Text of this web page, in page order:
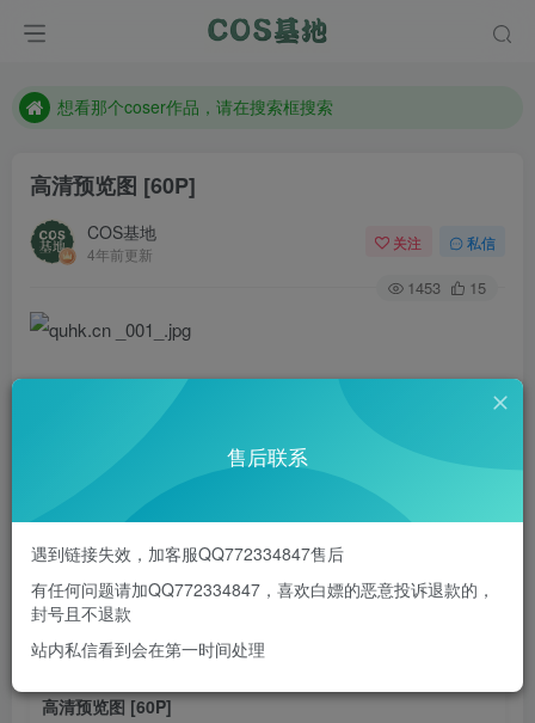
现在遇到数据丢失，售后QQ:772334847
想看那个coser作品，请在搜索框搜索
高清预览图 [60P]
COS基地
4年前更新
关注 私信
1453 15
此处内容已隐藏，请付费后查看
高清预览图 [60P]
售后联系
遇到链接失效，加客服QQ772334847售后
有任何问题请加QQ772334847，喜欢白嫖的恶意投诉退款的，
封号且不退款
站内私信看到会在第一时间处理